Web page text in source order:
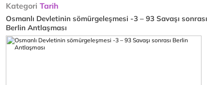
Kategori Tarih
Osmanlı Devletinin sömürgeleşmesi -3 – 93 Savaşı sonrası
Berlin Antlaşması